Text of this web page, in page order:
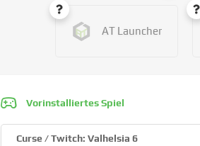
AT Launcher
Vorinstalliertes Spiel
Curse / Twitch: Valhelsia 6